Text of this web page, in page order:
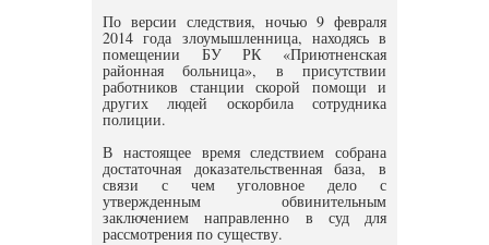
По версии следствия, ночью 9 февраля
2014 года злоумышленница, находясь в
помещении БУ РК «Приютненская
районная больница», в присутствии
работников станции скорой помощи и
других людей оскорбила сотрудника
полиции.
В настоящее время следствием собрана
достаточная доказательственная база, в
связи с чем уголовное дело с
утвержденным обвинительным
заключением направленно в суд для
рассмотрения по существу.